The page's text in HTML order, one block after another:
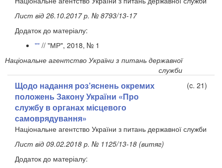
Лист від 26.10.2017 р. № 8793/13-17
Додаток до матеріалу:
"" // "МР", 2018, № 1
Національне агентство України з питань державної
служби
Щодо надання роз’яснень окремих
положень Закону України «Про
службу в органах місцевого
самоврядування»
(c. 21)
Національне агентство України з питань державної служби
Лист від 09.02.2018 р. № 1125/13-18 (витяг)
Додаток до матеріалу: